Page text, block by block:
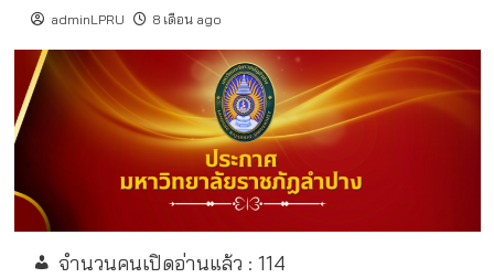
adminLPRU 8 เดือน ago
จำนวนคนเปิดอ่านแล้ว : 114